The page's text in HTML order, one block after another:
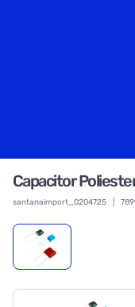
Capacitor
santanaimport_0204725